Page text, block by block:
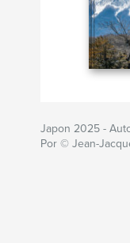
Japon 2025 -
Por © Jean-